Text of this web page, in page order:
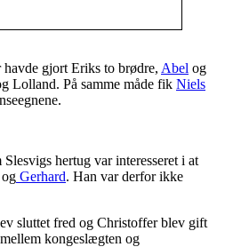
gjort Eriks to brødre, Abel og
Lolland. På samme måde fik Niels
hertug var interesseret i at
og Gerhard. Han var derfor ikke
sluttet fred og Christoffer blev gift
kongeslægten og